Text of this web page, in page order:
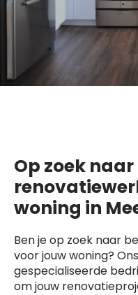
Op zoek
woning in
Ben je op zoek naar
voor jouw woning?
gespecialiseerde
om jouw